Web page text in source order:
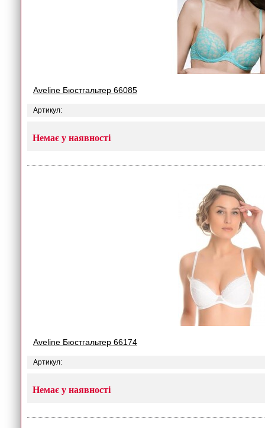
Aveline Бюстгальтер 66085
Артикул:
Немає у наявності
Aveline Бюстгальтер 66174
Артикул:
Немає у наявності